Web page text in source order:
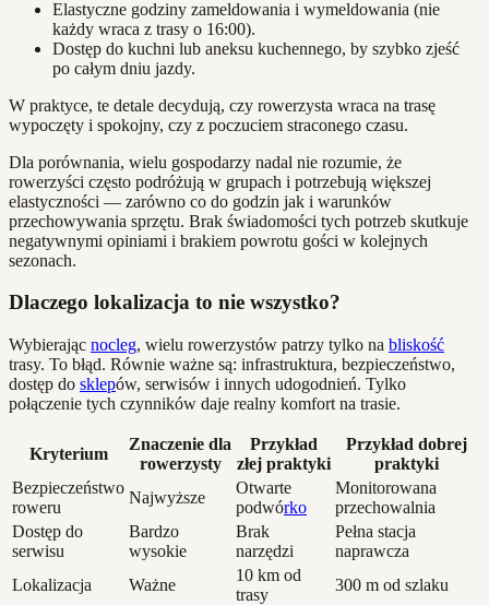
Elastyczne godziny zameldowania i wymeldowania (nie
każdy wraca z trasy o 16:00).
Dostęp do kuchni lub aneksu kuchennego, by szybko zjeść
po całym dniu jazdy.
W praktyce, te detale decydują, czy rowerzysta wraca na trasę
wypoczęty i spokojny, czy z poczuciem straconego czasu.
Dla porównania, wielu gospodarzy nadal nie rozumie, że
rowerzyści często podróżują w grupach i potrzebują większej
elastyczności — zarówno co do godzin jak i warunków
przechowywania sprzętu. Brak świadomości tych potrzeb skutkuje
negatywnymi opiniami i brakiem powrotu gości w kolejnych
sezonach.
Dlaczego lokalizacja to nie wszystko?
Wybierając nocleg, wielu rowerzystów patrzy tylko na bliskość
trasy. To błąd. Równie ważne są: infrastruktura, bezpieczeństwo,
dostęp do sklepów, serwisów i innych udogodnień. Tylko
połączenie tych czynników daje realny komfort na trasie.
Kryterium
Znaczenie dla
rowerzysty
Przykład
złej praktyki
Przykład dobrej
praktyki
Bezpieczeństwo
roweru
Najwyższe
Otwarte
podwórko
Monitorowana
przechowalnia
Dostęp do
serwisu
Bardzo
wysokie
Brak
narzędzi
Pełna stacja
naprawcza
Lokalizacja
Ważne
10 km od
trasy
300 m od szlaku